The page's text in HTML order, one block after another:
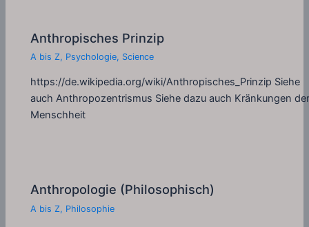
Anthropisches Prinzip
A bis Z, Psychologie, Science
https://de.wikipedia.org/wiki/Anthropisches_Prinzip Siehe
auch Anthropozentrismus Siehe dazu auch Kränkungen
Menschheit
Anthropologie (Philosophisch)
A bis Z, Philosophie